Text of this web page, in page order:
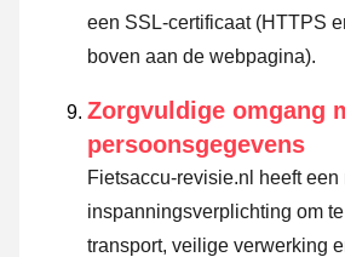
een SSL-certificaat (HTTPS
boven aan de webpagina).
Zorgvuldige omgang
persoonsgegevens
Fietsaccu-revisie.nl heeft een
inspanningsverplichting om
transport, veilige verwerking